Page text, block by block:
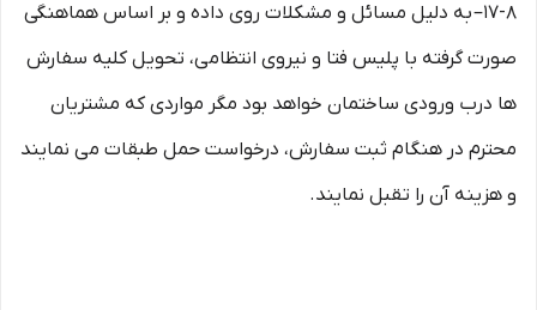
۱۷-۸– به دلیل مسائل و مشکلات روی داده و بر اساس هماهنگی
صورت گرفته با پلیس فتا و نیروی انتظامی، تحویل کلیه سفارش
ها درب ورودی ساختمان خواهد بود مگر مواردی که مشتریان
محترم در هنگام ثبت سفارش، درخواست حمل طبقات می نمایند
و هزینه آن را تقبل نمایند.